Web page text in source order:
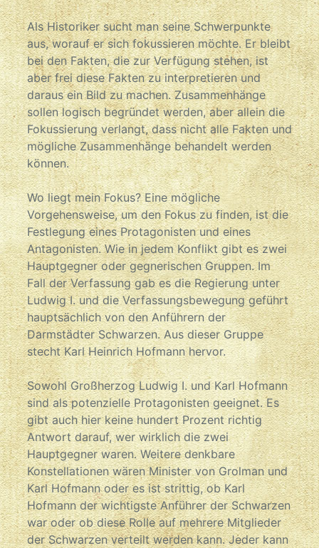
Als Historiker sucht man seine Schwerpunkte
aus, worauf er sich fokussieren möchte. Er bleibt
bei den Fakten, die zur Verfügung stehen, ist
aber frei diese Fakten zu interpretieren und
daraus ein Bild zu machen. Zusammenhänge
sollen logisch begründet werden, aber allein die
Fokussierung verlangt, dass nicht alle Fakten und
mögliche Zusammenhänge behandelt werden
können.
Wo liegt mein Fokus? Eine mögliche
Vorgehensweise, um den Fokus zu finden, ist die
Festlegung eines Protagonisten und eines
Antagonisten. Wie in jedem Konflikt gibt es zwei
Hauptgegner oder gegnerischen Gruppen. Im
Fall der Verfassung gab es die Regierung unter
Ludwig I. und die Verfassungsbewegung geführt
hauptsächlich von den Anführern der
Darmstädter Schwarzen. Aus dieser Gruppe
stecht Karl Heinrich Hofmann hervor.
Sowohl Großherzog Ludwig I. und Karl Hofmann
sind als potenzielle Protagonisten geeignet. Es
gibt auch hier keine hundert Prozent richtig
Antwort darauf, wer wirklich die zwei
Hauptgegner waren. Weitere denkbare
Konstellationen wären Minister von Grolman und
Karl Hofmann oder es ist strittig, ob Karl
Hofmann der wichtigste Anführer der Schwarzen
war oder ob diese Rolle auf mehrere Mitglieder
der Schwarzen verteilt werden kann. Jeder kann